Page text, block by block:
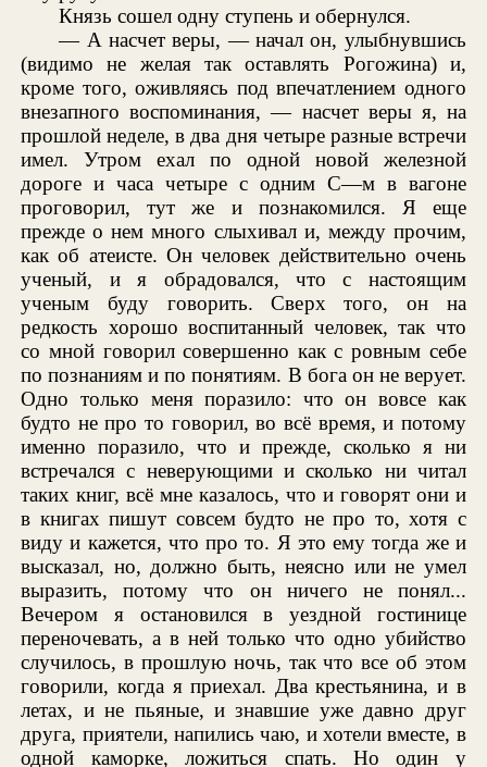
Князь сошел одну ступень и обернулся.
— А насчет веры, — начал он, улыбнувшись
(видимо не желая так оставлять Рогожина) и,
кроме того, оживляясь под впечатлением одного
внезапного воспоминания, — насчет веры я, на
прошлой неделе, в два дня четыре разные встречи
имел. Утром ехал по одной новой железной
дороге и часа четыре с одним С—м в вагоне
проговорил, тут же и познакомился. Я еще
прежде о нем много слыхивал и, между прочим,
как об атеисте. Он человек действительно очень
ученый, и я обрадовался, что с настоящим
ученым буду говорить. Сверх того, он на
редкость хорошо воспитанный человек, так что
со мной говорил совершенно как с ровным себе
по познаниям и по понятиям. В бога он не верует.
Одно только меня поразило: что он вовсе как
будто не про то говорил, во всё время, и потому
именно поразило, что и прежде, сколько я ни
встречался с неверующими и сколько ни читал
таких книг, всё мне казалось, что и говорят они и
в книгах пишут совсем будто не про то, хотя с
виду и кажется, что про то. Я это ему тогда же и
высказал, но, должно быть, неясно или не умел
выразить, потому что он ничего не понял...
Вечером я остановился в уездной гостинице
переночевать, а в ней только что одно убийство
случилось, в прошлую ночь, так что все об этом
говорили, когда я приехал. Два крестьянина, и в
летах, и не пьяные, и знавшие уже давно друг
друга, приятели, напились чаю, и хотели вместе, в
одной каморке, ложиться спать. Но один у